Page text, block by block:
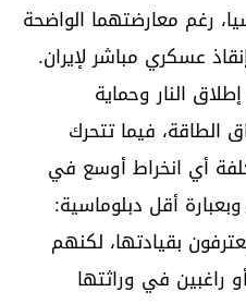
رغم معارضتهما الواضحة
عسكري مباشر لإيران.
النار وحماية
الطاقة، فيما تتحرك
أي انخراط أوسع في
أقل دبلوماسية:
بقيادتها، لكنهم
راغبين في وراثتها